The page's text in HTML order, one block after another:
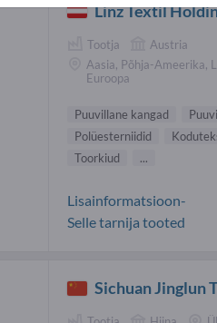
Linz Textil
Tootja
Austria
Aasia, Põhja-Ameerika,
Euroopa
Puuvillane kangad
Polüesterniidid
Toorkiud
...
Lisainformatsioon-
Selle tarnija tooted
Sichuan Jinglun